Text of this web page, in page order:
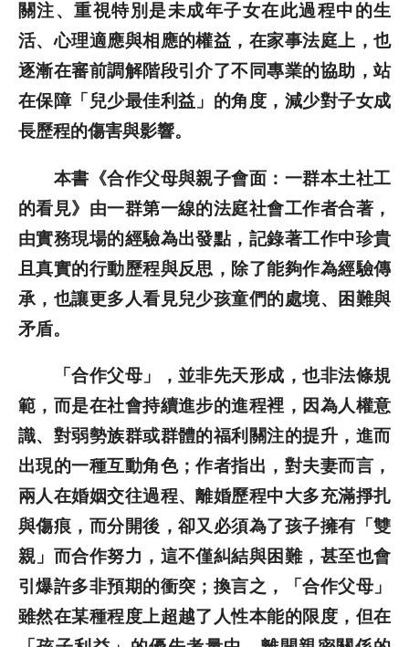
關注、重視特別是未成年子女在此過程中的生
活、心理適應與相應的權益，在家事法庭上，也
逐漸在審前調解階段引介了不同專業的協助，站
在保障「兒少最佳利益」的角度，減少對子女成
長歷程的傷害與影響。
本書《合作父母與親子會面：一群本土社工
的看見》由一群第一線的法庭社會工作者合著，
由實務現場的經驗為出發點，記錄著工作中珍貴
且真實的行動歷程與反思，除了能夠作為經驗傳
承，也讓更多人看見兒少孩童們的處境、困難與
矛盾。
「合作父母」，並非先天形成，也非法條規
範，而是在社會持續進步的進程裡，因為人權意
識、對弱勢族群或群體的福利關注的提升，進而
出現的一種互動角色；作者指出，對夫妻而言，
兩人在婚姻交往過程、離婚歷程中大多充滿掙扎
與傷痕，而分開後，卻又必須為了孩子擁有「雙
親」而合作努力，這不僅糾結與困難，甚至也會
引爆許多非預期的衝突；換言之，「合作父母」
雖然在某種程度上超越了人性本能的限度，但在